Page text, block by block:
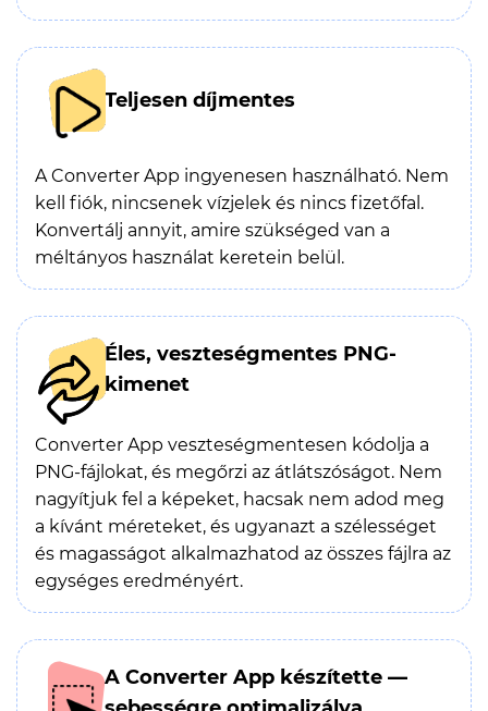
Teljesen díjmentes
A Converter App ingyenesen használható. Nem
kell fiók, nincsenek vízjelek és nincs fizetőfal.
Konvertálj annyit, amire szükséged van a
méltányos használat keretein belül.
Éles, veszteségmentes PNG-
kimenet
Converter App veszteségmentesen kódolja a
PNG-fájlokat, és megőrzi az átlátszóságot. Nem
nagyítjuk fel a képeket, hacsak nem adod meg
a kívánt méreteket, és ugyanazt a szélességet
és magasságot alkalmazhatod az összes fájlra az
egységes eredményért.
A Converter App készítette —